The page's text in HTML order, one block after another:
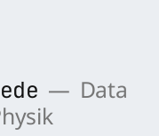
Data